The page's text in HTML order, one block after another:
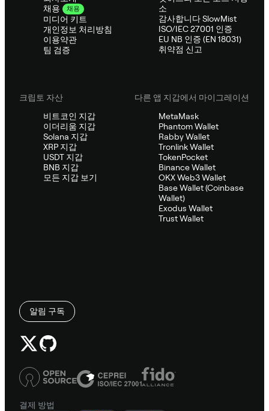
채용
채용
미디어 키트
개인정보 처리방침
이용약관
팀 검증
소
감사합니다 SlowMist
ISO/IEC 27001 인증
EU NB 인증 (EN 18031)
취약점 신고
크립토 자산
비트코인 지갑
이더리움 지갑
Solana 지갑
XRP 지갑
USDT 지갑
BNB 지갑
모든 지갑 보기
다른 앱 지갑에서 마이그레이션
MetaMask
Phantom Wallet
Rabby Wallet
Tronlink Wallet
TokenPocket
Binance Wallet
OKX Web3 Wallet
Base Wallet (Coinbase
Wallet)
Exodus Wallet
Trust Wallet
알림 구독
결제 방법